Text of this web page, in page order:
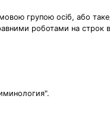
групою осіб, або
роботами на